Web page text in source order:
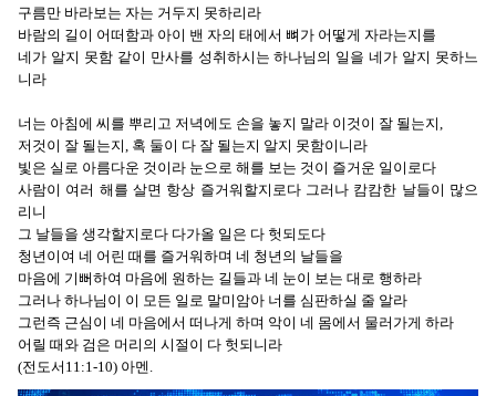
구름만 바라보는 자는 거두지 못하리라
바람의 길이 어떠함과 아이 밴 자의 태에서 뼈가 어떻게 자라는지를
네가 알지 못함 같이 만사를 성취하시는 하나님의 일을 네가 알지 못하느
니라
너는 아침에 씨를 뿌리고 저녁에도 손을 놓지 말라 이것이 잘 될는지,
저것이 잘 될는지, 혹 둘이 다 잘 될는지 알지 못함이니라
빛은 실로 아름다운 것이라 눈으로 해를 보는 것이 즐거운 일이로다
사람이 여러 해를 살면 항상 즐거워할지로다 그러나 캄캄한 날들이 많으
리니
그 날들을 생각할지로다 다가올 일은 다 헛되도다
청년이여 네 어린 때를 즐거워하며 네 청년의 날들을
마음에 기뻐하여 마음에 원하는 길들과 네 눈이 보는 대로 행하라
그러나 하나님이 이 모든 일로 말미암아 너를 심판하실 줄 알라
그런즉 근심이 네 마음에서 떠나게 하며 악이 네 몸에서 물러가게 하라
어릴 때와 검은 머리의 시절이 다 헛되니라
(전도서11:1-10) 아멘.